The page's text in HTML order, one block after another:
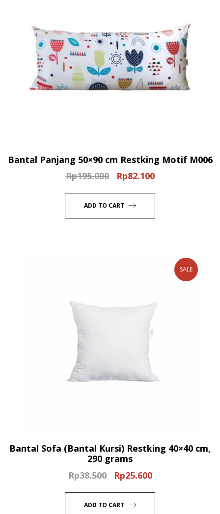
Bantal Panjang 50×90 cm Restking Motif M006
Rp195.000
Original
Rp82.100Current
ADD TO CART
SALE
Bantal Sofa (Bantal Kursi) Restking 40×40 cm,
290 grams
Rp38.500
Original
Rp25.600Current
ADD TO CART